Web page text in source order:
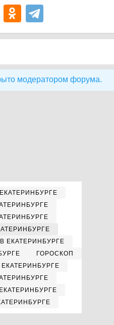
модератором форума.
ЕКАТЕРИНБУРГЕ
ГОРОСКОП